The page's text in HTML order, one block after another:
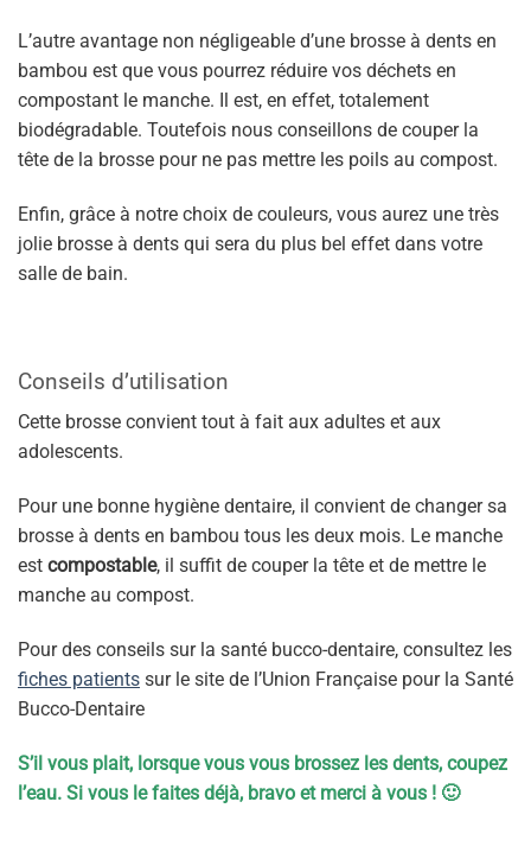
L’autre avantage non négligeable d’une brosse à dents en
bambou est que vous pourrez réduire vos déchets en
compostant le manche. Il est, en effet, totalement
biodégradable. Toutefois nous conseillons de couper la
tête de la brosse pour ne pas mettre les poils au compost.
Enfin, grâce à notre choix de couleurs, vous aurez une très
jolie brosse à dents qui sera du plus bel effet dans votre
salle de bain.
Conseils d’utilisation
Cette brosse convient tout à fait aux adultes et aux
adolescents.
Pour une bonne hygiène dentaire, il convient de changer sa
brosse à dents en bambou tous les deux mois. Le manche
est compostable, il suffit de couper la tête et de mettre le
manche au compost.
Pour des conseils sur la santé bucco-dentaire, consultez les
fiches patients sur le site de l’Union Française pour la Santé
Bucco-Dentaire
S’il vous plait, lorsque vous vous brossez les dents, coupez
l’eau. Si vous le faites déjà, bravo et merci à vous ! 🙂